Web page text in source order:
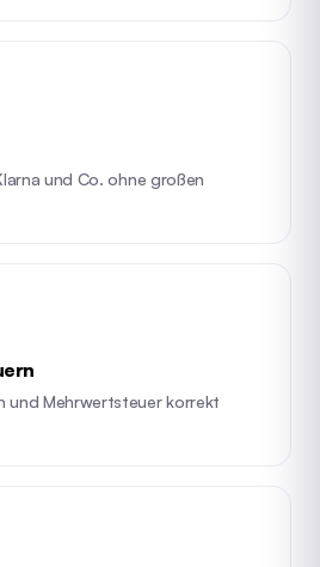
und Co. ohne großen
und Mehrwertsteuer korrekt